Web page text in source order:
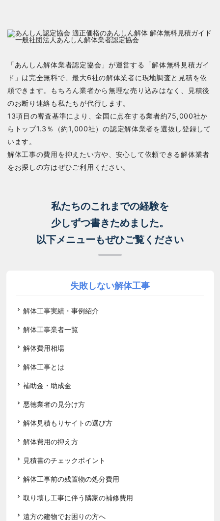
「あんしん解体業者認定協会」が運営する「解体無料見積ガイ
ド」は完全無料で、最大6社の解体業者に現地調査と見積を依
頼できます。もちろん業者から無理な売り込みはなく、見積後
のお断り連絡も私たちが代行します。
13項目の審査基準により、全国に点在する業者約75,000社か
らトップ1.3％（約1,000社）の認定解体業者を選抜し登録して
います。
解体工事の費用を抑えたい方や、安心して依頼できる解体業者
をお探しの方はぜひご利用ください。
私たちのこれまでの経験を
少しずつ書きためました。
以下メニューもぜひご覧ください
失敗しない解体工事
解体工事実績・事例紹介
解体工事業者一覧
解体費用相場
解体工事とは
補助金・助成金
悪徳業者の見分け方
解体見積もりサイトの選び方
解体費用の抑え方
見積書のチェックポイント
解体工事前の残置物の処分費用
取り壊し工事に伴う隣家の補修費用
遠方の建物でお困りの方へ